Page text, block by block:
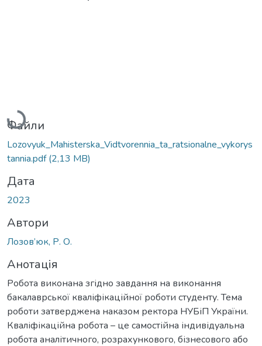
Вантажиться...
Файли
Lozovyuk_Mahisterska_Vidtvorennia_ta_ratsionalne_vykorys
tannia.pdf(2,13 MB)
Дата
2023
Автори
Лозов’юк, Р. О.
Анотація
Робота виконана згідно завдання на виконання
бакалаврської кваліфікаційної роботи студенту. Тема
роботи затверджена наказом ректора НУБіП України.
Кваліфікаційна робота – це самостійна індивідуальна
робота аналітичного, розрахункового, бізнесового або